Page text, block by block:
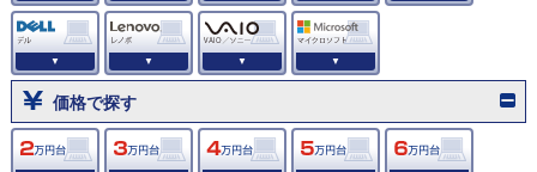
▼ ▼ ▼ ▼
価格で探す